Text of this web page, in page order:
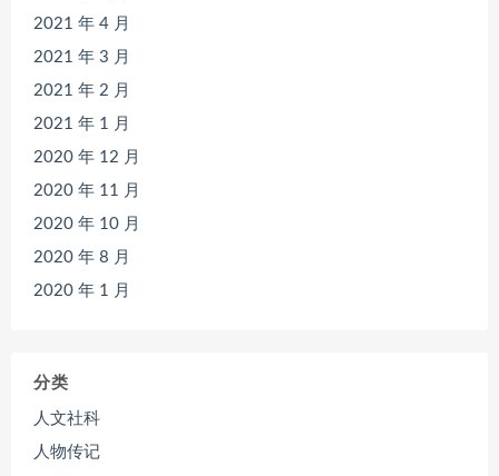
2021 年 4 月
2021 年 3 月
2021 年 2 月
2021 年 1 月
2020 年 12 月
2020 年 11 月
2020 年 10 月
2020 年 8 月
2020 年 1 月
分类
人文社科
人物传记